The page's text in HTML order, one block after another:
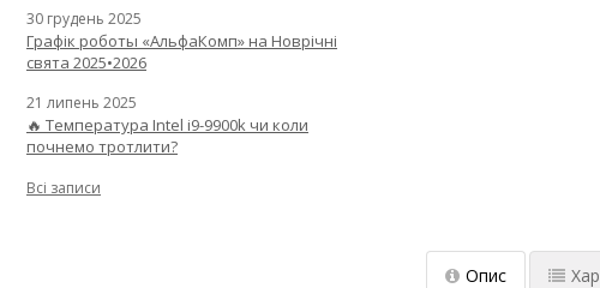
Опис
30 грудень 2025
Графік роботы «АльфаКомп» на Новрічні
свята 2025•2026
21 липень 2025
🔥 Температура Intel i9-9900k чи коли
почнемо тротлити?
Всі записи